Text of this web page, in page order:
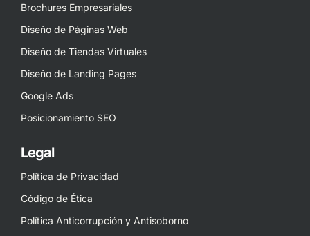
Brochures Empresariales
Diseño de Páginas Web
Diseño de Tiendas Virtuales
Diseño de Landing Pages
Google Ads
Posicionamiento SEO
Legal
Política de Privacidad
Código de Ética
Política Anticorrupción y Antisoborno